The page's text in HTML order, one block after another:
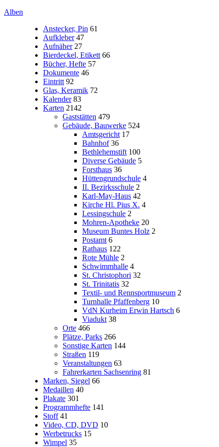
Alben
Anstecker, Pin 61
Aufkleber 47
Aufnäher 27
Bierdeckel, Etikett 66
Bücher, Hefte 57
Dokumente 46
Eintritt 92
Glas, Keramik 72
Kalender 83
Karten 2142
Gaststätten 479
Gebäude, Bauwerke 524
Amtsgericht 17
Bahnhof 36
Bethlehemstift 100
Diverse Gebäude 5
Forsthaus 36
Hüttengrundschule 4
II. Bezirksschule 2
Karl-May-Haus 42
Kirche Hl. Pius X. 4
Lessingschule 2
Mohren-Apotheke 20
Museum Buntes Holz 2
Postamt 6
Rathaus 122
Rote Mühle 2
Schwimmhalle 4
St. Christophori 32
St. Trinitatis 32
Textil- und Rennsportmuseum 2
Turnhalle Pfaffenberg 10
VdN Kurheim Erwin Hartsch 6
Viadukt 38
Orte 466
Plätze, Parks 266
Sonstige Karten 144
Straßen 119
Veranstaltungen 63
Fahrerkarten Sachsenring 81
Marken, Siegel 66
Medaillen 40
Plakate 301
Programmhefte 141
Stoff 41
Video, CD, DVD 10
Werbetrucks 15
Wimpel 35